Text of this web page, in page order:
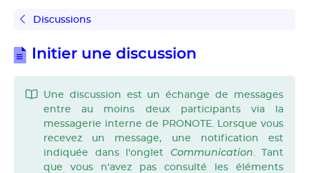
Discussions
Initier une discussion
Une discussion est un échange de messages
entre au moins deux participants via la
messagerie interne de PRONOTE. Lorsque vous
recevez un message, une notification est
indiquée dans l'onglet Communication . Tant
que vous n'avez pas consulté les éléments